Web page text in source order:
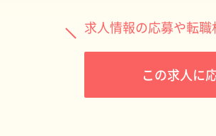
求人情報の応募や転
この求人に